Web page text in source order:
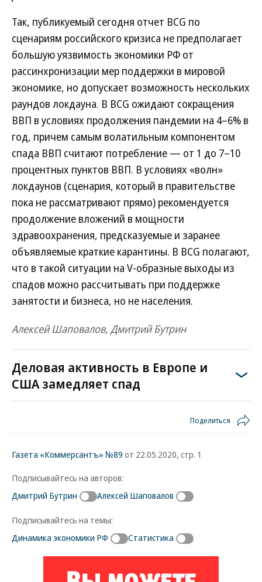
Так, публикуемый сегодня отчет BCG по
сценариям российского кризиса не предполагает
большую уязвимость экономики РФ от
рассинхронизации мер поддержки в мировой
экономике, но допускает возможность нескольких
раундов локдауна. В BCG ожидают сокращения
ВВП в условиях продолжения пандемии на 4–6% в
год, причем самым волатильным компонентом
спада ВВП считают потребление — от 1 до 7–10
процентных пунктов ВВП. В условиях «волн»
локдаунов (сценария, который в правительстве
пока не рассматривают прямо) рекомендуется
продолжение вложений в мощности
здравоохранения, предсказуемые и заранее
объявляемые краткие карантины. В BCG полагают,
что в такой ситуации на V-образные выходы из
спадов можно рассчитывать при поддержке
занятости и бизнеса, но не населения.
Алексей Шаповалов, Дмитрий Бутрин
Деловая активность в Европе и
США замедляет спад
Поделиться
Газета «Коммерсантъ» №89 от 22.05.2020, стр. 1
Подписывайтесь на авторов:
Дмитрий Бутрин
Алексей Шаповалов
Подписывайтесь на темы:
Динамика экономики РФ
Статистика